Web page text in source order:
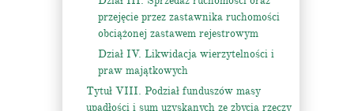
przejęcie przez zastawnika ruchomości
obciążonej zastawem rejestrowym
Dział IV. Likwidacja wierzytelności i
praw majątkowych
Tytuł VIII. Podział funduszów masy
upadłości i sum uzyskanych ze zbycia rzeczy